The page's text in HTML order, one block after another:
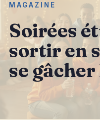
MAGAZINE
Soirées
sortir en
se